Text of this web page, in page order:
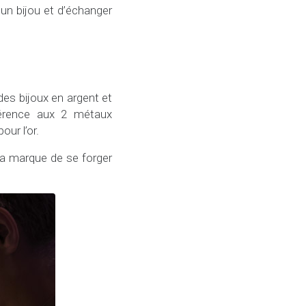
bijou et d’échanger
bijoux en argent et
aux 2 métaux
l’or.
marque de se forger